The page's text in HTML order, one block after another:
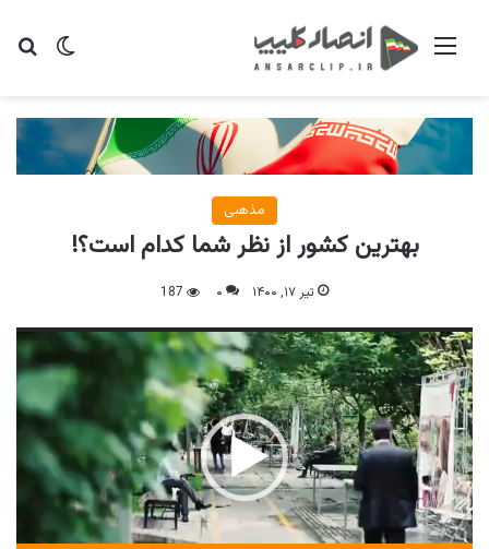
تغییر منو
مذهبی
بهترین کشور از نظر شما کدام است؟!
تیر ۱۷, ۱۴۰۰ ۰ 187
نمایشگر
ویدیو